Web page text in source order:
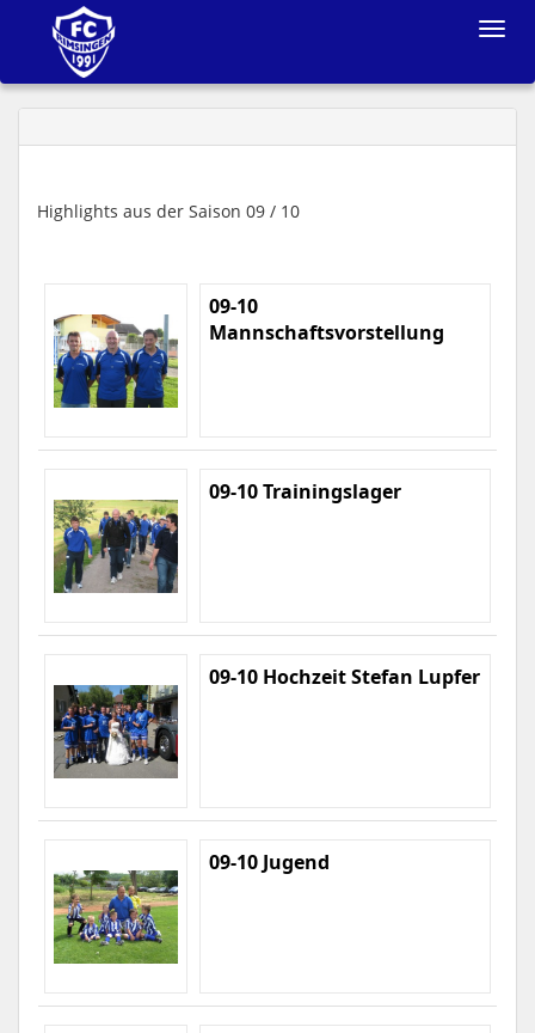
Toggle
Highlights aus der Saison 09 / 10
09-10
Mannschaftsvorstellung
09-10 Trainingslager
09-10 Hochzeit Stefan Lupfer
09-10 Jugend